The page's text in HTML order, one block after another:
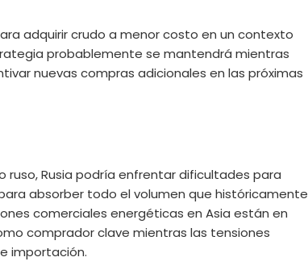
adquirir crudo a menor costo en un contexto
probablemente se mantendrá mientras
nuevas compras adicionales en las próximas
Rusia podría enfrentar dificultades para
absorber todo el volumen que históricamente
comerciales energéticas en Asia están en
comprador clave mientras las tensiones
importación.